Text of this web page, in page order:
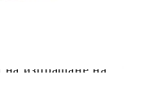
изпращане на